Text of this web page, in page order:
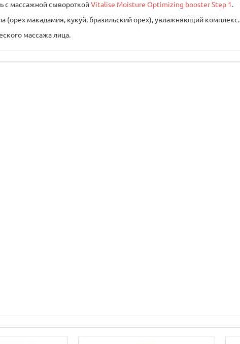
с массажной сывороткойVitalise Moisture Optimizing booster Step 1.
(орех макадамия, кукуй, бразильский орех), увлажняющий комплекс.
массажа лица.